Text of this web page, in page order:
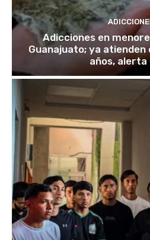
Adicciones en
Guanajuato; ya atienden
años, alerta